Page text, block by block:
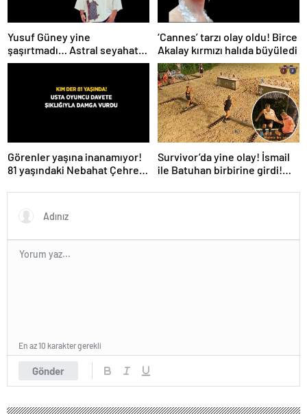
Yusuf Güney yine
şaşırtmadı… Astral seyahat
ve uzaylılardan sonra şimdi
‘Cannes’ tarzı olay oldu! Birce
Akalay kırmızı halıda büyüledi
Görenler yaşına inanamıyor!
81 yaşındaki Nebahat Çehre
Survivor’da yine olay! İsmail
ile Batuhan birbirine girdi!
Gönder
En az 10 karakter gerekli